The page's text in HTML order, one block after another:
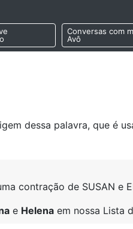
Conversas com
Avô
dessa palavra, que é
contração de SUSAN e
e Helena em nossa Lista